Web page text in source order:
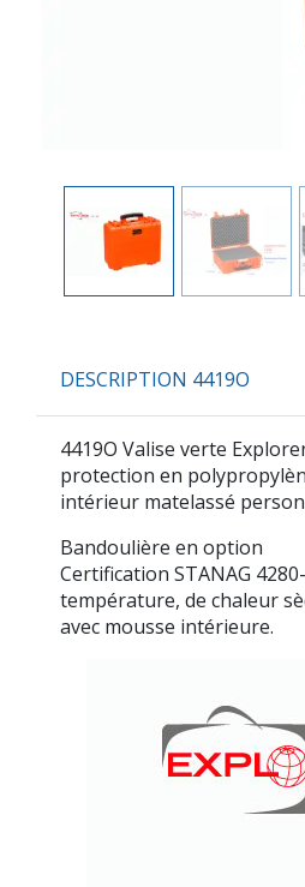
DESCRIPTION 4419O
4419O Valise verte
protection en
intérieur matelassé
Bandoulière en option
Certification STANAG
température, de chaleur
avec mousse intérieure.